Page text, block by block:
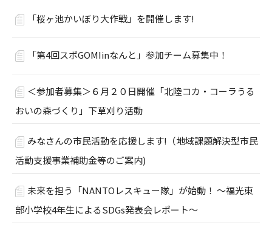
「桜ヶ池かいぼり大作戦」を開催します!
「第4回スポGOMIinなんと」参加チーム募集中！
＜参加者募集＞６月２０日開催「北陸コカ・コーラうる
おいの森づくり」下草刈り活動
みなさんの市民活動を応援します!（地域課題解決型市民
活動支援事業補助金等のご案内)
未来を担う「NANTOレスキュー隊」が始動！ ～福光東
部小学校4年生によるSDGs発表会レポート～